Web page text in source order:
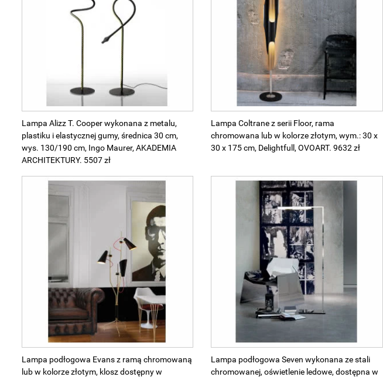
Lampa Alizz T. Cooper wykonana z metalu,
plastiku i elastycznej gumy, średnica 30 cm,
wys. 130/190 cm, Ingo Maurer, AKADEMIA
ARCHITEKTURY. 5507 zł
Lampa Coltrane z serii Floor, rama
chromowana lub w kolorze złotym, wym.: 30 x
30 x 175 cm, Delightfull, OVOART. 9632 zł
Lampa podłogowa Evans z ramą chromowaną
lub w kolorze złotym, klosz dostępny w
Lampa podłogowa Seven wykonana ze stali
chromowanej, oświetlenie ledowe, dostępna w